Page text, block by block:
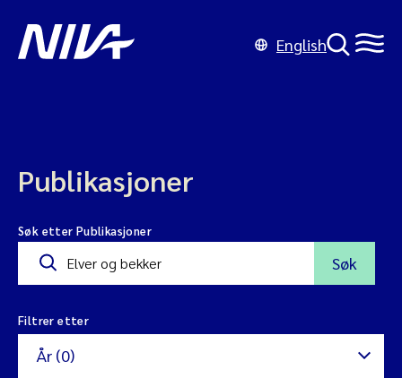
English
Publikasjoner
Søk etter Publikasjoner
Søk
Filtrer etter
År (0)